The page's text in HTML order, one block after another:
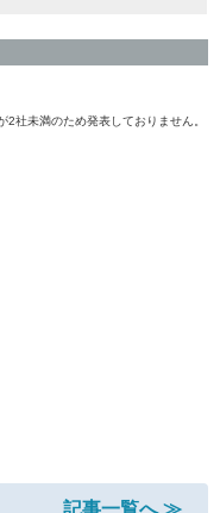
社未満のため発表しておりません。
記事一覧へ ≫